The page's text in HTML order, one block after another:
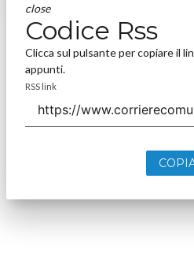
close
Codice Rss
Clicca sul pulsante per copiare il
appunti.
RSS link